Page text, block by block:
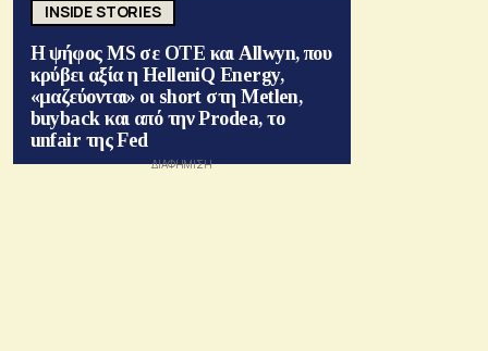
INSIDE STORIES
Η ψήφος MS σε ΟΤΕ και Allwyn, που
κρύβει αξία η HelleniQ Energy,
«μαζεύονται» οι short στη Metlen,
buyback και από την Prodea, το
unfair της Fed